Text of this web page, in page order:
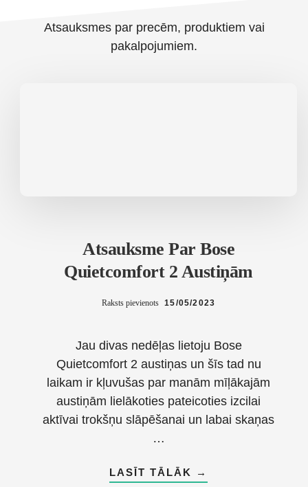
Atsauksmes par precēm, produktiem vai
pakalpojumiem.
Atsauksme Par Bose
Quietcomfort 2 Austiņām
Raksts pievienots 15/05/2023
Jau divas nedēļas lietoju Bose
Quietcomfort 2 austiņas un šīs tad nu
laikam ir kļuvušas par manām mīļākajām
austiņām lielākoties pateicoties izcilai
aktīvai trokšņu slāpēšanai un labai skaņas
…
LASĪT TĀLĀK
ABOUT
ATSAUKSME
→